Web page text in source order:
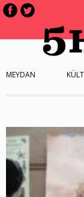
MEYDAN